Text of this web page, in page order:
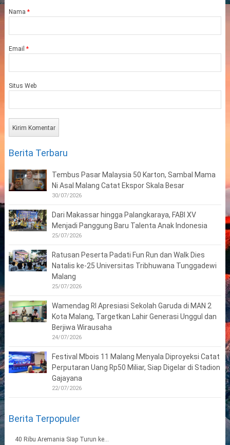
Nama *
Email *
Situs Web
Berita Terbaru
Tembus Pasar Malaysia 50 Karton, Sambal Mama
Ni Asal Malang Catat Ekspor Skala Besar
30/07/2026
Dari Makassar hingga Palangkaraya, FABI XV
Menjadi Panggung Baru Talenta Anak Indonesia
25/07/2026
Ratusan Peserta Padati Fun Run dan Walk Dies
Natalis ke-25 Universitas Tribhuwana Tunggadewi
Malang
25/07/2026
Wamendag RI Apresiasi Sekolah Garuda di MAN 2
Kota Malang, Targetkan Lahir Generasi Unggul dan
Berjiwa Wirausaha
24/07/2026
Festival Mbois 11 Malang Menyala Diproyeksi Catat
Perputaran Uang Rp50 Miliar, Siap Digelar di Stadion
Gajayana
22/07/2026
Berita Terpopuler
40 Ribu Aremania Siap Turun ke...